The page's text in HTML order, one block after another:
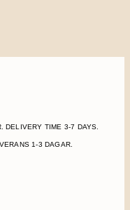
DELIVERY TIME 3-7 DAYS.
1-3 DAGAR.